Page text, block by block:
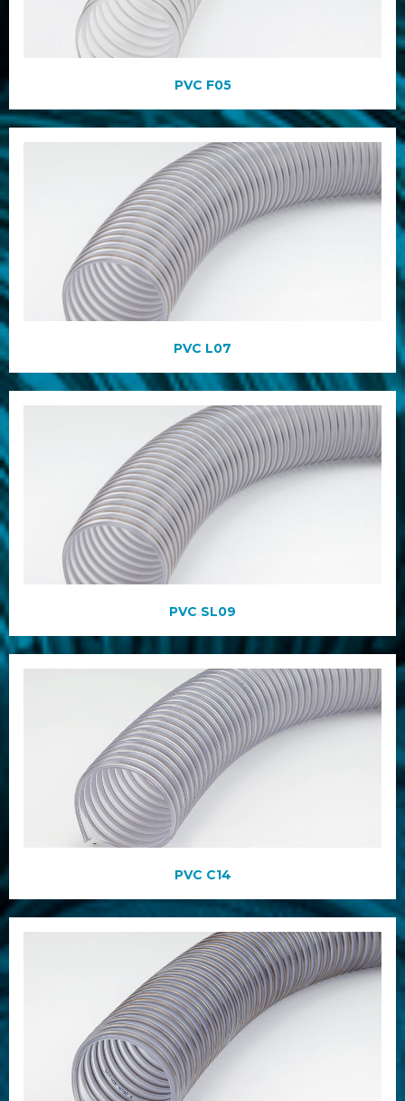
PVC F05
PVC L07
PVC SL09
PVC C14